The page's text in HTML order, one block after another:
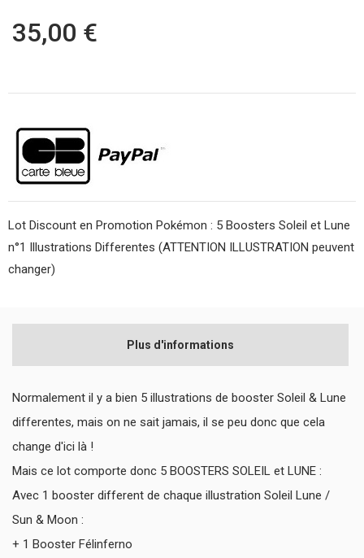
35,00 €
Lot Discount en Promotion Pokémon : 5 Boosters Soleil et Lune
n°1 Illustrations Differentes (ATTENTION ILLUSTRATION peuvent
changer)
Plus d'informations
Normalement il y a bien 5 illustrations de booster Soleil & Lune
differentes, mais on ne sait jamais, il se peu donc que cela
change d'ici là !
Mais ce lot comporte donc 5 BOOSTERS SOLEIL et LUNE :
Avec 1 booster different de chaque illustration Soleil Lune /
Sun & Moon :
+ 1 Booster Félinferno